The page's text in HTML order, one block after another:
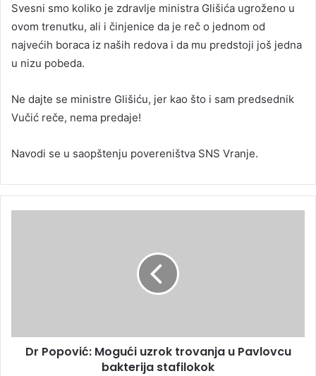
Svesni smo koliko je zdravlje ministra Glišića ugroženo u
ovom trenutku, ali i činjenice da je reč o jednom od
najvećih boraca iz naših redova i da mu predstoji još jedna
u nizu pobeda.
Ne dajte se ministre Glišiću, jer kao što i sam predsednik
Vučić reče, nema predaje!
Navodi se u saopštenju povereništva SNS Vranje.
Dr Popović: Mogući uzrok trovanja u Pavlovcu
bakterija stafilokok